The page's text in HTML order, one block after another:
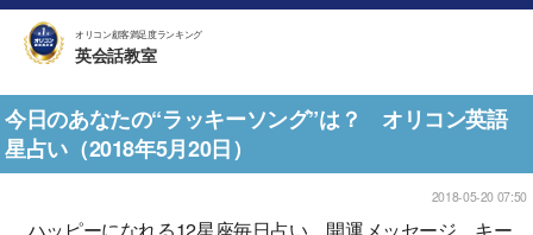
オリコン顧客満足度ランキング
英会話教室
今日のあなたの“ラッキーソング”は？ オリコン英語
星占い（2018年5月20日）
2018-05-20 07:50
ハッピーになれる12星座毎日占い。開運メッセージ、キー